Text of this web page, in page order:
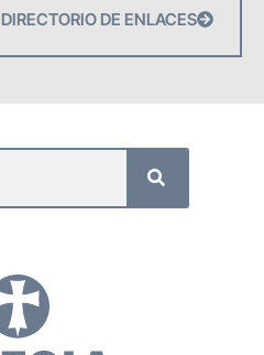
DIRECTORIO DE ENLACES